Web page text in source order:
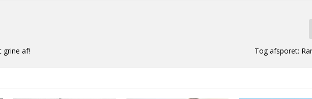
grine af! Tog afsporet: